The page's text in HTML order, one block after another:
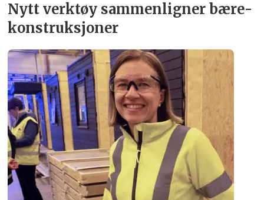
Nytt verktøy sammenligner bære­
konstruksjoner